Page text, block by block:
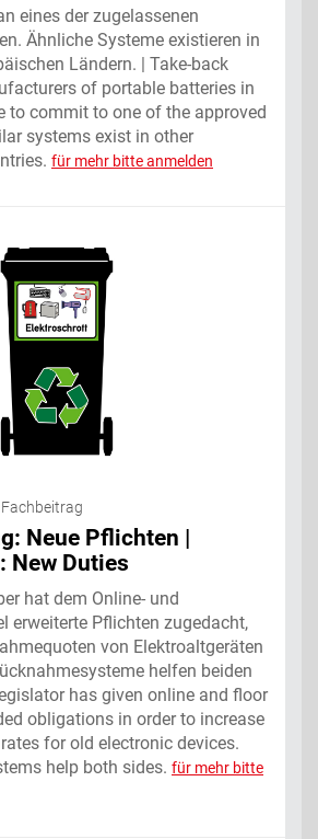
eines der zugelassenen
Ähnliche Systeme existieren in
Ländern. | Take-back
of portable batteries in
to commit to one of the approved
systems exist in other
für mehr bitte anmelden
Fachbeitrag
Neue Pflichten |
New Duties
hat dem Online- und
erweiterte Pflichten zugedacht,
von Elektroaltgeräten
helfen beiden
has given online and floor
obligations in order to increase
for old electronic devices.
help both sides. für mehr bitte